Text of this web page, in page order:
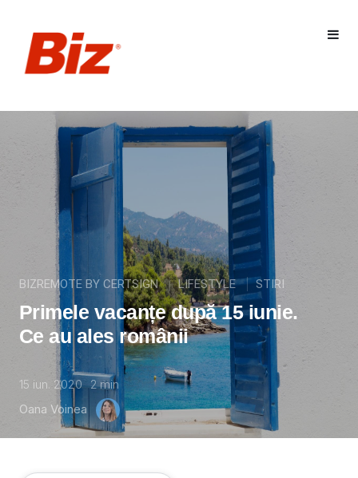
BIZREMOTE BY CERTSIGN LIFESTYLE STIRI
Primele vacanțe după 15 iunie.
Ce au ales românii
15 iun. 2020 2min
Oana Voinea